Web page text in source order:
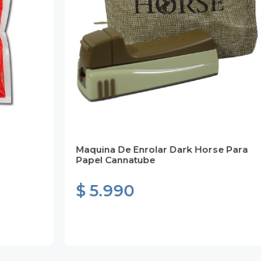
Maquina De Enrolar Dark Horse Para
Papel Cannatube
$ 5.990